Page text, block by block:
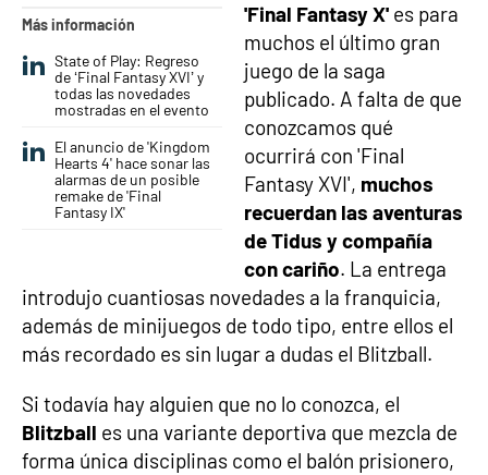
Más información
State of Play: Regreso
de ‘Final Fantasy XVI’ y
todas las novedades
mostradas en el evento
El anuncio de 'Kingdom
Hearts 4' hace sonar las
alarmas de un posible
remake de 'Final
Fantasy IX'
'Final Fantasy X' es para
muchos el último gran
juego de la saga
publicado. A falta de que
conozcamos qué
ocurrirá con 'Final
Fantasy XVI', muchos
recuerdan las aventuras
de Tidus y compañía
con cariño. La entrega
introdujo cuantiosas novedades a la franquicia,
además de minijuegos de todo tipo, entre ellos el
más recordado es sin lugar a dudas el Blitzball.
Si todavía hay alguien que no lo conozca, el
Blitzball es una variante deportiva que mezcla de
forma única disciplinas como el balón prisionero,